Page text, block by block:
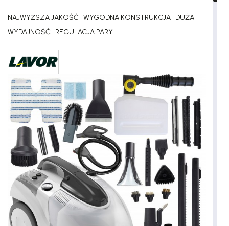
NAJWYŻSZA JAKOŚĆ | WYGODNA KONSTRUKCJA | DUŻA
WYDAJNOŚĆ | REGULACJA PARY